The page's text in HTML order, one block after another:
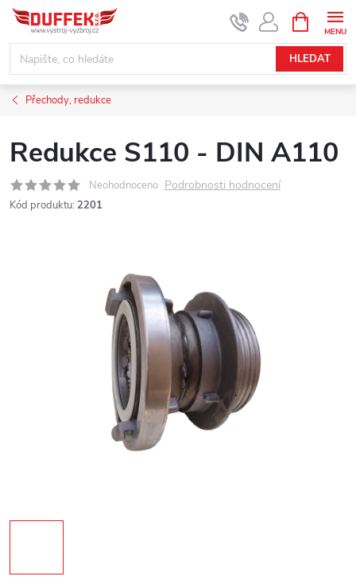
Přejít
obsah
HLEDAT
NÁKUPNÍ
KOŠÍK
Přechody, redukce
Redukce S110 - DIN A110
Neohodnoceno Podrobnosti hodnocení
Kód produktu: 2201